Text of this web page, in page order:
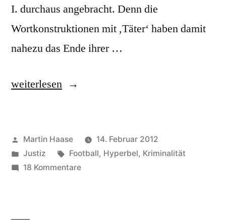
I. durchaus angebracht. Denn die
Wortkonstruktionen mit ,Täter‘ haben damit
nahezu das Ende ihrer …
„Intensivtäter“
weiterlesen
Veröffentlicht
von
Martin Haase
14. Februar 2012
Veröffentlicht
in
Justiz Schlagwörter:
Football, Hyperbel, Kriminalität
18 Kommentarezu